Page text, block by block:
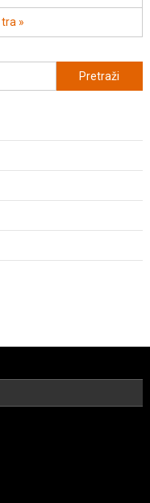
tra »
Pretraži: